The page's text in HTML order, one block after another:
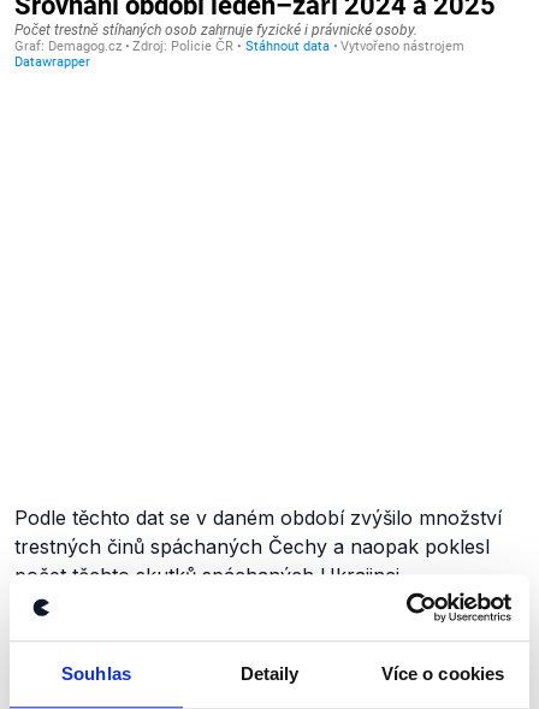
Souhlas Detaily Více o cookies
Podle těchto dat se v daném období zvýšilo množství
trestných činů spáchaných Čechy a naopak poklesl
počet těchto skutků spáchaných Ukrajinci.
dramatický není